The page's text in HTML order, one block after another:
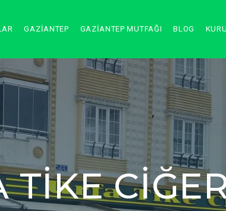
GAZİANTEP GAZİANTEP MUTFAĞI BLOG
TİKE